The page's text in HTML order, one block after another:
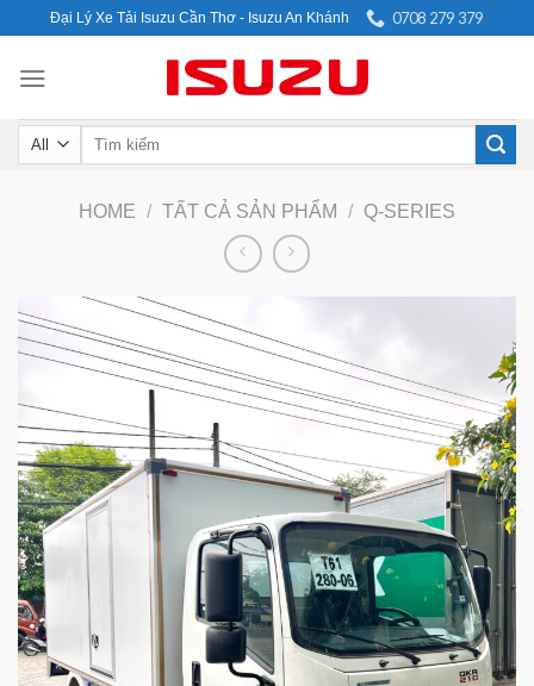
to
content
Đại Lý Xe Tải Isuzu Cần Thơ - Isuzu An Khánh 0708 279 379
Search
HOME / TẤT CẢ SẢN PHẨM / Q-SERIES